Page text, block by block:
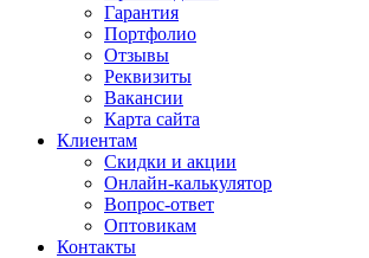
Гарантия
Портфолио
Отзывы
Реквизиты
Вакансии
Карта сайта
Клиентам
Скидки и акции
Онлайн-калькулятор
Вопрос-ответ
Оптовикам
Контакты